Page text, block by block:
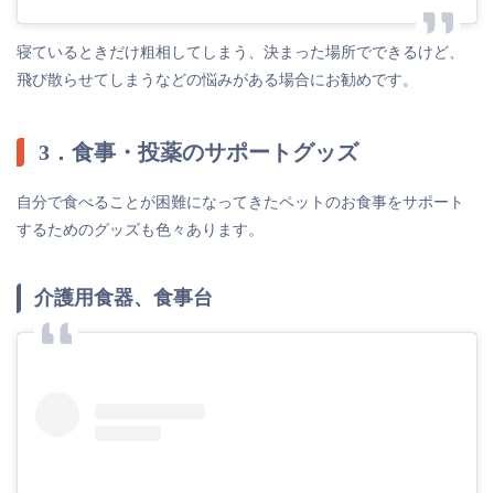
寝ているときだけ粗相してしまう、決まった場所でできるけど、
飛び散らせてしまうなどの悩みがある場合にお勧めです。
3．食事・投薬のサポートグッズ
自分で食べることが困難になってきたペットのお食事をサポート
するためのグッズも色々あります。
介護用食器、食事台